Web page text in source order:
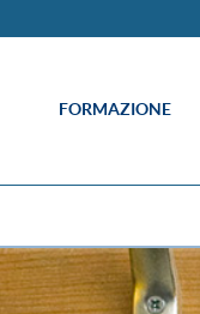
FORMAZIONE